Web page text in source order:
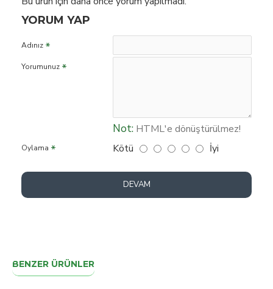
YORUM YAP
Adınız
Yorumunuz
Not: HTML'e dönüştürülmez!
Oylama Kötü İyi
DEVAM
BENZER ÜRÜNLER